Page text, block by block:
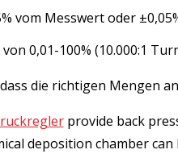
vom Messwert oder
0,01-100% (10.000:1
die richtigen Mengen
provide back
deposition chamber